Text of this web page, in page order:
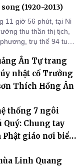
(1920-2013)
11 giờ 56 phút, tại Ni
thu thần thị tịch,
trụ thế 94 tuổi
Ân Tự trang
nhật cố Trưởng
Thích Hồng Ân
thống 7 ngôi
Quý: Chung tay
giáo nơi biển
Linh Quang